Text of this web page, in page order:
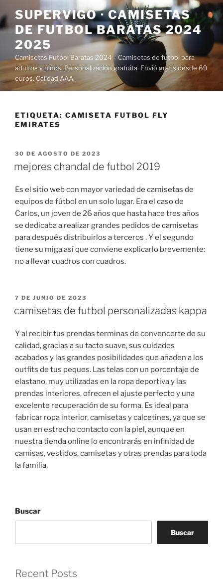
al
contenido
SUPERVIGO · CAMISETAS
DE FUTBOL BARATAS 2024
2025
Camisetas Futbol Baratas 2024 – Camisetas de futbol para
adultos y niños. Personalización gratuita. Envió gratis desde 69
euros. Calidad AAA.
ETIQUETA: CAMISETA FUTBOL FLY
EMIRATES
PUBLICADO
30 DE AGOSTO DE 2023
mejores chandal de futbol 2019
Es el sitio web con mayor variedad de camisetas de
equipos de fútbol en un solo lugar. Era el caso de
Carlos, un joven de 26 años que hasta hace tres años
se dedicaba a realizar grandes pedidos de camisetas
para después distribuirlos a terceros . Y el segundo
tiene su miga así que conviene explicarlo brevemente:
no a llevar cuadros con cuadros.
PUBLICADO
7 DE JUNIO DE 2023
camisetas de futbol personalizadas kappa
Y al recibir tus prendas terminas de convencerte de su
calidad, gracias a su tacto suave, sus cuidados
acabados y las grandes posibilidades que añaden a los
outfits de tus peques. Las telas con un porcentaje de
elastano, muy utilizadas en la ropa deportiva y las
prendas interiores, ofrecen el ajuste perfecto y una
excelente recuperación de su forma. Es ideal para
fabricar ropa interior, camisetas y calcetines, ya que se
usan en estrecho contacto con la piel, aunque en
nuestra tienda online lo encontrarás en infinidad de
camisas, vestidos, camisetas y otras prendas para toda
la familia.
Buscar
Buscar
Recent Posts